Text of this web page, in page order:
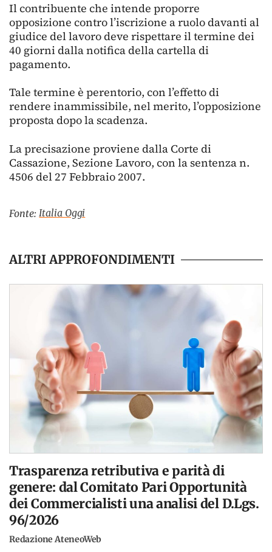
Il contribuente che intende proporre
opposizione contro l’iscrizione a ruolo davanti al
giudice del lavoro deve rispettare il termine dei
40 giorni dalla notifica della cartella di
pagamento.
Tale termine è perentorio, con l’effetto di
rendere inammissibile, nel merito, l’opposizione
proposta dopo la scadenza.
La precisazione proviene dalla Corte di
Cassazione, Sezione Lavoro, con la sentenza n.
4506 del 27 Febbraio 2007.
Fonte: Italia Oggi
ALTRI APPROFONDIMENTI
Trasparenza retributiva e parità di
genere: dal Comitato Pari Opportunità
dei Commercialisti una analisi del D.Lgs.
96/2026
Redazione AteneoWeb